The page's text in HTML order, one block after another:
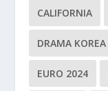
CALIFORNIA
DRAMA KOREA
EURO 2024